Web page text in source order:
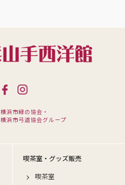
横浜市緑の協会・
横浜市弓道協会グループ
喫茶室・グッズ販売
喫茶室